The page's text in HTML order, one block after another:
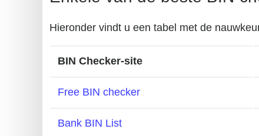
Hieronder vindt u een tabel met de
BIN Checker-site
Free BIN checker
Bank BIN List